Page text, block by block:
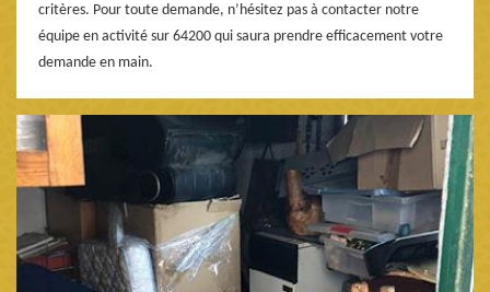
critères. Pour toute demande, n’hésitez pas à contacter notre
équipe en activité sur 64200 qui saura prendre efficacement votre
demande en main.